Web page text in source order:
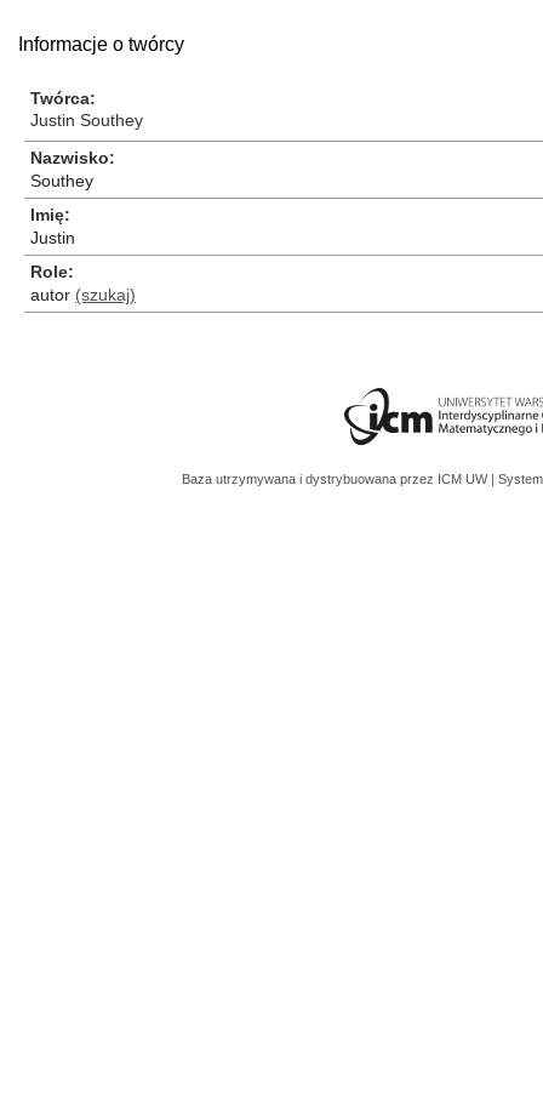
Informacje o twórcy
Twórca
Justin Southey
Nazwisko
Southey
Imię
Justin
Role
autor (szukaj)
Baza utrzymywana i dystrybuowana przez ICM UW |